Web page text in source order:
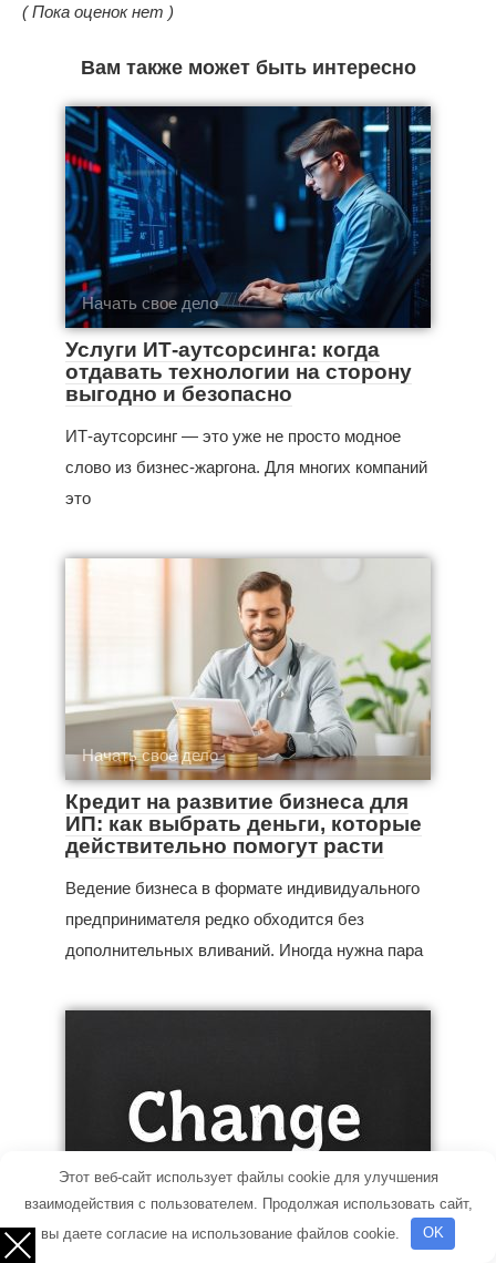
( Пока оценок нет )
Вам также может быть интересно
Начать свое дело
Услуги ИТ-аутсорсинга: когда
отдавать технологии на сторону
выгодно и безопасно
ИТ-аутсорсинг — это уже не просто модное
слово из бизнес‑жаргона. Для многих компаний
это
Начать свое дело
Кредит на развитие бизнеса для
ИП: как выбрать деньги, которые
действительно помогут расти
Ведение бизнеса в формате индивидуального
предпринимателя редко обходится без
дополнительных вливаний. Иногда нужна пара
Начать свое дело
Изменение регистра текста: Как и
Этот веб-сайт использует файлы cookie для улучшения
взаимодействия с пользователем. Продолжая использовать сайт,
вы даете согласие на использование файлов cookie.
OK